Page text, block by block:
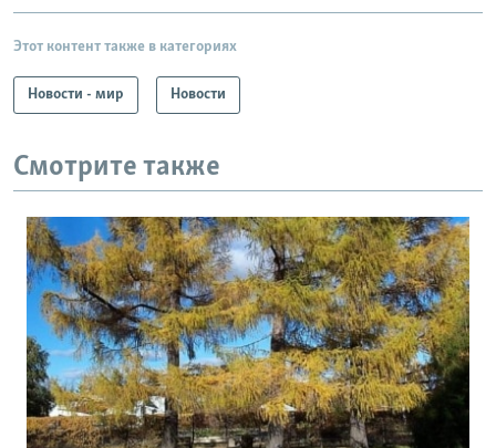
Этот контент также в категориях
Новости - мир Новости
Смотрите также